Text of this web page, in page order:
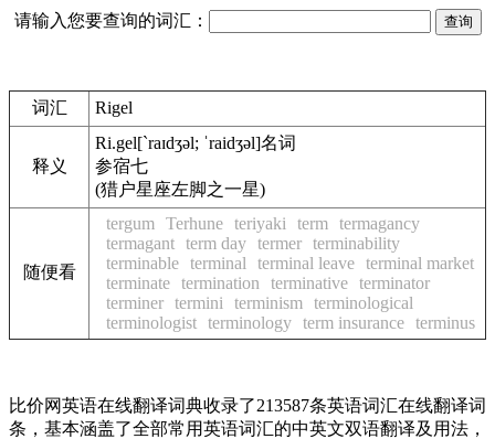
请输入您要查询的词汇：
词汇 Rigel
释义
Ri.gel[`raɪdʒəl; ˈraidʒəl]名词
参宿七
(猎户星座左脚之一星)
随便看
tergum Terhune teriyaki term
termagancy
termagant term day termer terminability
terminable terminal terminal leave terminal market
terminate termination terminative terminator
terminer termini terminism
terminological
terminologist terminology term insurance terminus
比价网英语在线翻译词典收录了213587条英语词汇在线翻译词
条，基本涵盖了全部常用英语词汇的中英文双语翻译及用法，